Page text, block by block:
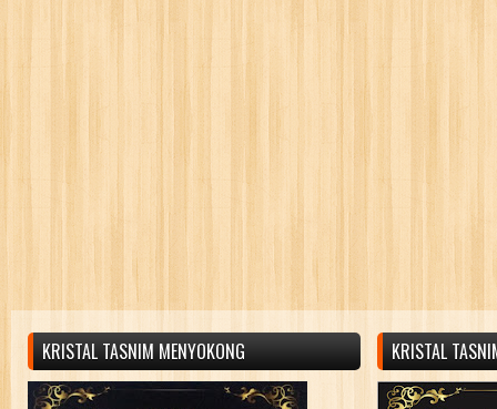
KRISTAL TASNIM MENYOKONG KRISTAL